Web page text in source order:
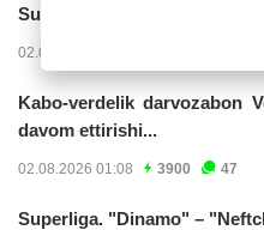
Superliga. “Buxoro” -
02.08.2026 03:08
Kabo-verdelik darvozabon
davom ettirishi...
02.08.2026 01:08 3900 47
Superliga. "Dinamo" –